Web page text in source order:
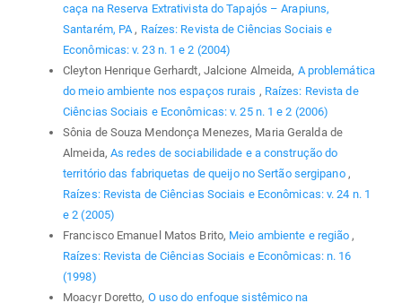
caça na Reserva Extrativista do Tapajós – Arapiuns,
Santarém, PA, Raízes: Revista de Ciências Sociais e
Econômicas: v. 23 n. 1 e 2 (2004)
Cleyton Henrique Gerhardt, Jalcione Almeida, A problemática
do meio ambiente nos espaços rurais , Raízes: Revista de
Ciências Sociais e Econômicas: v. 25 n. 1 e 2 (2006)
Sônia de Souza Mendonça Menezes, Maria Geralda de
Almeida, As redes de sociabilidade e a construção do
território das fabriquetas de queijo no Sertão sergipano ,
Raízes: Revista de Ciências Sociais e Econômicas: v. 24 n. 1
e 2 (2005)
Francisco Emanuel Matos Brito, Meio ambiente e região,
Raízes: Revista de Ciências Sociais e Econômicas: n. 16
(1998)
Moacyr Doretto, O uso do enfoque sistêmico na